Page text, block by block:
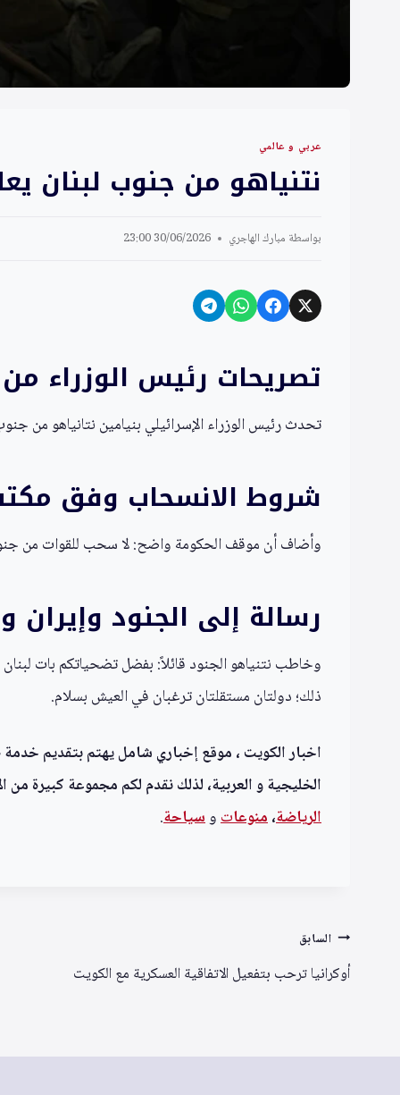
عربي و عالمي
نتنياهو من جنوب لبنان
بواسطة مبارك الهاجري 30/06/2026 23:00
تصريحات رئيس الوزراء
تحدث رئيس الوزراء الإسرائيلي بنيامين نتانياهو من
شروط الانسحاب وفق
وأضاف أن موقف الحكومة واضح: لا سحب للقوات من
رسالة إلى الجنود وإيران
وخاطب نتنياهو الجنود قائلاً: بفضل تضحياتكم بات
ذلك؛ دولتان مستقلتان ترغبان في العيش بسلام.
اخبار الكويت ، موقع إخباري شامل يهتم بتقديم خدمة
الخليجية و العربية، لذلك نقدم لكم مجموعة كبيرة من
الرياضة،منوعاتوسياحة.
تصفّح
المقالات
السابق
أوكرانيا ترحب بتفعيل الاتفاقية العسكرية مع الكويت